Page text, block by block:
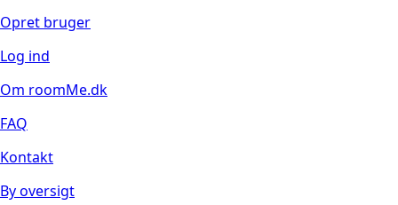
Opret bruger
Log ind
Om roomMe.dk
FAQ
Kontakt
By oversigt